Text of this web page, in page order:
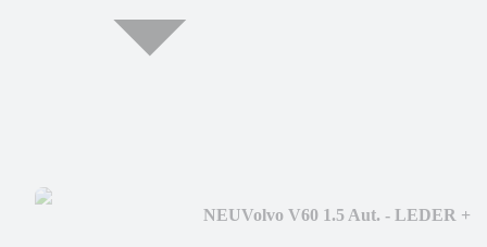
NEUVolvo V60 1.5 Aut. - LEDER +